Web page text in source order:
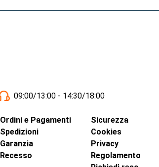
09:00/13:00 - 14:30/18:00
Ordini e Pagamenti
Spedizioni
Garanzia
Recesso
Sicurezza
Cookies
Privacy
Regolamento